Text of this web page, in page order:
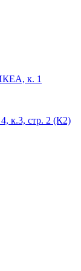
к. 1
к.3, стр. 2 (К2)